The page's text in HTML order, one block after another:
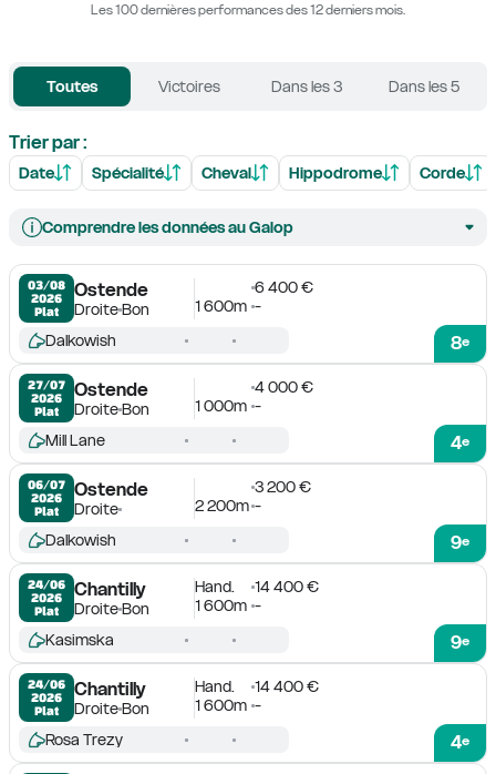
Les 100 dernières performances des 12 derniers mois.
Toutes Victoires Dans les 3 Dans les 5
Trier par :
Date Spécialité Cheval Hippodrome Corde
Comprendre les données au Galop
03/08
2026
Plat
Ostende
DroiteBon
6 400 €
1 600m -
8e
Dalkowish
27/07
2026
Plat
Ostende
DroiteBon
4 000 €
1 000m -
4e
Mill Lane
06/07
2026
Plat
Ostende
Droite
3 200 €
2 200m -
9e
Dalkowish
24/06
2026
Plat
Chantilly
DroiteBon
Hand.
14 400 €
1 600m -
9e
Kasimska
24/06
2026
Plat
Chantilly
DroiteBon
Hand.
14 400 €
1 600m -
4e
Rosa Trezy